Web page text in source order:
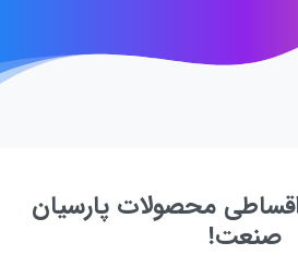
محصولات پارسیان
صنعت!